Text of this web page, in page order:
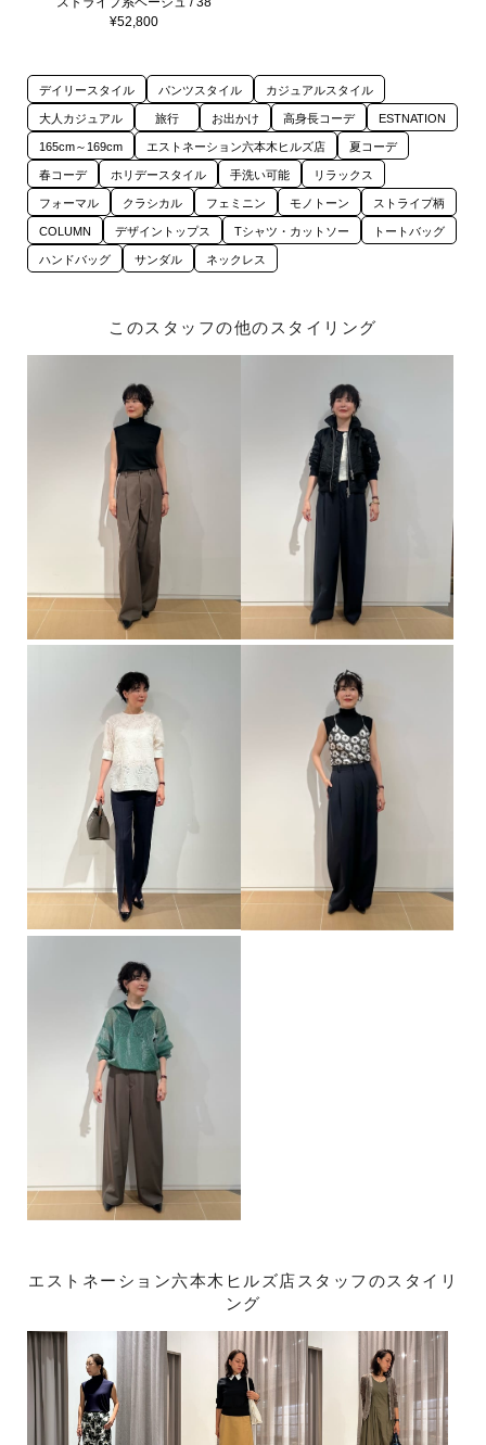
¥52,800
デイリースタイル パンツスタイル カジュアルスタイル
大人カジュアル 旅行 お出かけ 高身長コーデ ESTNATION
165cm～169cm エストネーション六本木ヒルズ店 夏コーデ
春コーデ ホリデースタイル 手洗い可能 リラックス
フォーマル クラシカル フェミニン モノトーン ストライプ柄
COLUMN デザイントップス Tシャツ・カットソー トートバッグ
ハンドバッグ サンダル ネックレス
このスタッフの他のスタイリング
エストネーション六本木ヒルズ店スタッフのスタイリ
ング